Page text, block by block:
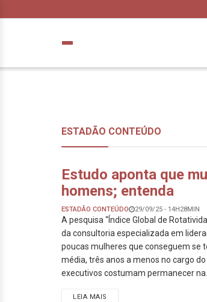
ESTADÃO CONTEÚDO
Estudo aponta que
homens; entenda
ESTADÃO CONTEÚDO 29/09/25 - 14H28MIN
A pesquisa “Índice Global de
da consultoria especializada em
poucas mulheres que conseguem se
média, três anos a menos no cargo
executivos costumam permanecer na...
LEIA MAIS